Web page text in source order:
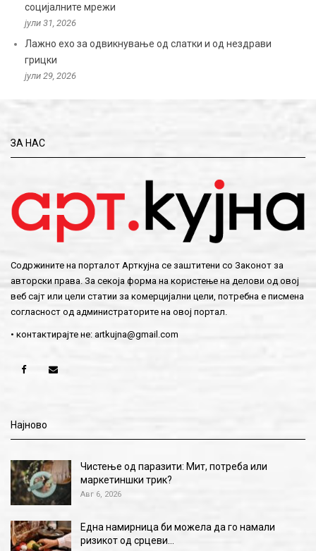
социјалните мрежи
јули 31, 2026
Лажно ехо за одвикнување од слатки и од нездрави
грицки
јули 29, 2026
ЗА НАС
Содржините на порталот Арткујна се заштитени со Законот за
авторски права. За секоја форма на користење на делови од овој
веб сајт или цели статии за комерцијални цели, потребна е писмена
согласност од администраторите на овој портал.
• контактирајте не: artkujna@gmail.com
Најново
Чистење од паразити: Мит, потреба или
маркетиншки трик?
Авг 6, 2026
Една намирница би можела да го намали
ризикот од срцеви…